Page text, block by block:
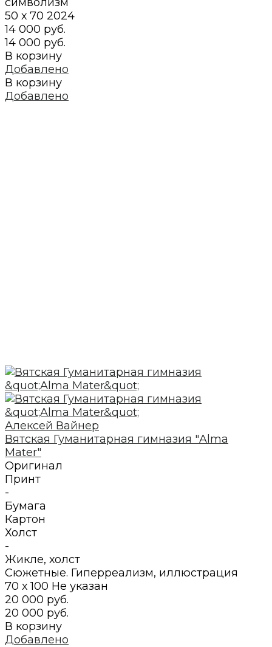
50 х 70 2024
14 000 руб.
14 000 руб.
В корзину
Добавлено
В корзину
Добавлено
Алексей Вайнер
Вятская Гуманитарная гимназия "Alma
Mater"
Оригинал
Принт
-
Бумага
Картон
Холст
-
Жикле, холст
Сюжетные. Гиперреализм, иллюстрация
70 х 100 Не указан
20 000 руб.
20 000 руб.
В корзину
Добавлено